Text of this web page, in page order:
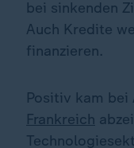
bei sinkenden
Auch Kredite
finanzieren.
Positiv kam bei
Frankreich